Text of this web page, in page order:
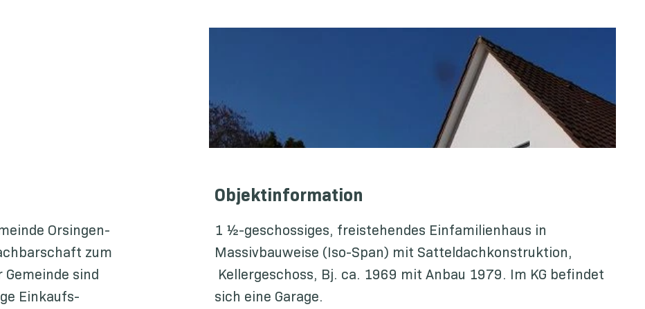
Orsingen-
zum
sind
Einkaufs-
Objektinformation
1 ½-geschossiges, freistehendes Einfamilienhaus in
Massivbauweise (Iso-Span) mit Satteldachkonstruktion,
Kellergeschoss, Bj. ca. 1969 mit Anbau 1979. Im KG befindet
sich eine Garage.